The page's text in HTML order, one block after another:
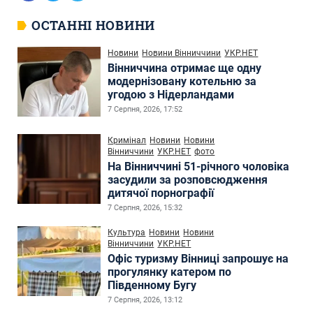
ОСТАННІ НОВИНИ
Новини Новини Вінниччини УКР.НЕТ
Вінниччина отримає ще одну
модернізовану котельню за
угодою з Нідерландами
7 Серпня, 2026, 17:52
Кримінал Новини Новини
Вінниччини УКР.НЕТ фото
На Вінниччині 51-річного чоловіка
засудили за розповсюдження
дитячої порнографії
7 Серпня, 2026, 15:32
Культура Новини Новини
Вінниччини УКР.НЕТ
Офіс туризму Вінниці запрошує на
прогулянку катером по
Південному Бугу
7 Серпня, 2026, 13:12